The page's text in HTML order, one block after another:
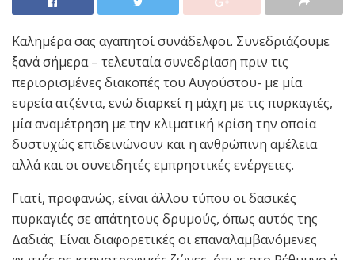
Καλημέρα σας αγαπητοί συνάδελφοι. Συνεδριάζουμε
ξανά σήμερα – τελευταία συνεδρίαση πριν τις
περιορισμένες διακοπές του Αυγούστου- με μία
ευρεία ατζέντα, ενώ διαρκεί η μάχη με τις πυρκαγιές,
μία αναμέτρηση με την κλιματική κρίση την οποία
δυστυχώς επιδεινώνουν και η ανθρώπινη αμέλεια
αλλά και οι συνειδητές εμπρηστικές ενέργειες.
Γιατί, προφανώς, είναι άλλου τύπου οι δασικές
πυρκαγιές σε απάτητους δρυμούς, όπως αυτός της
Δαδιάς. Είναι διαφορετικές οι επαναλαμβανόμενες